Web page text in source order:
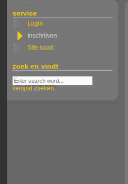
service
Login
Inschrijven
Site-kaart
zoek en vindt
verfijnd zoeken